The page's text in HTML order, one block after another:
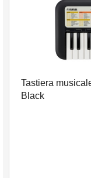
Tastiera
Black